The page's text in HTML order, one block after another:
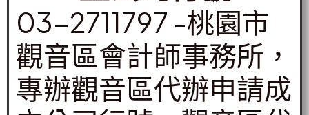
03-2711797 -桃園市
觀音區會計師事務所，
專辦觀音區代辦申請成